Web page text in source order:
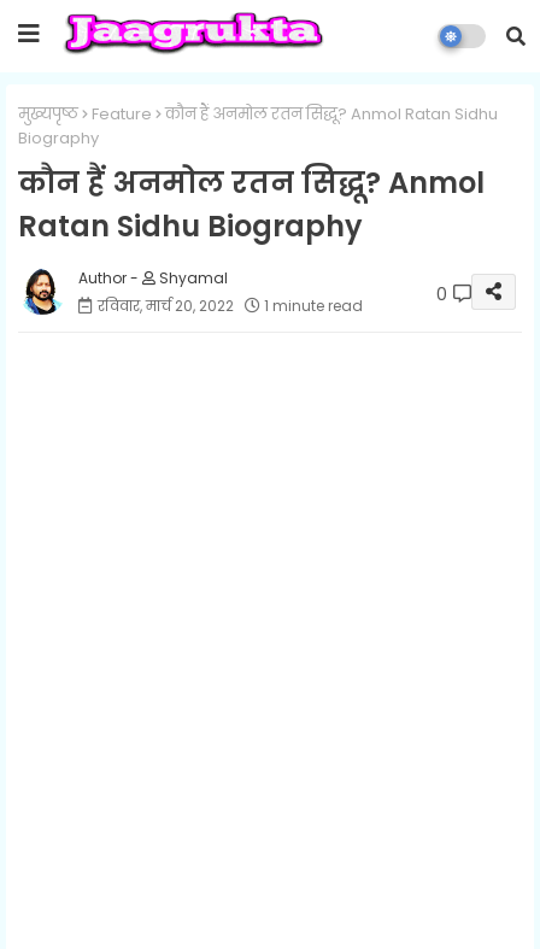
मुख्यपृष्ठ Feature
कौन हैं अनमोल रतन सिद्धू? Anmol Ratan Sidhu
Biography
कौन हैं अनमोल रतन सिद्धू? Anmol
Ratan Sidhu Biography
Shyamal
रविवार, मार्च 20, 2022
1 minute read 0